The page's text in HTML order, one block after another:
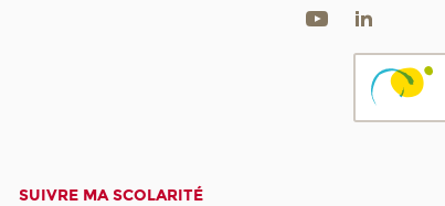
SUIVRE MA SCOLARITÉ